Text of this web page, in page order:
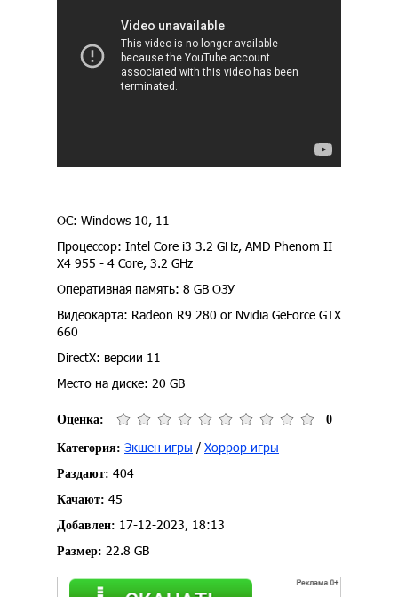
ОС: Windows 10, 11
Процессор: Intel Core i3 3.2 GHz, AMD Phenom II
X4 955 - 4 Core, 3.2 GHz
Оперативная память: 8 GB ОЗУ
Видеокарта: Radeon R9 280 or Nvidia GeForce GTX
660
DirectX: версии 11
Место на диске: 20 GB
Оценка: 0
Категория: Экшен игры / Хоррор игры
Раздают: 404
Качают: 45
Добавлен: 17-12-2023, 18:13
Размер: 22.8 GB